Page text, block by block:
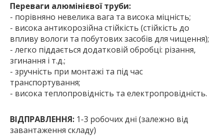
Переваги алюмінієвої труби:
- порівняно невелика вага та висока міцність;
- висока антикорозійна стійкість (стійкість до
впливу вологи та побутових засобів для чищення);
- легко піддається додатковій обробці: різання,
згинання і т.д.;
- зручність при монтажі та під час
транспортування;
- висока теплопровідність та електропровідність.
ВІДПРАВЛЕННЯ: 1-3 робочих дні (залежно від
завантаження складу)